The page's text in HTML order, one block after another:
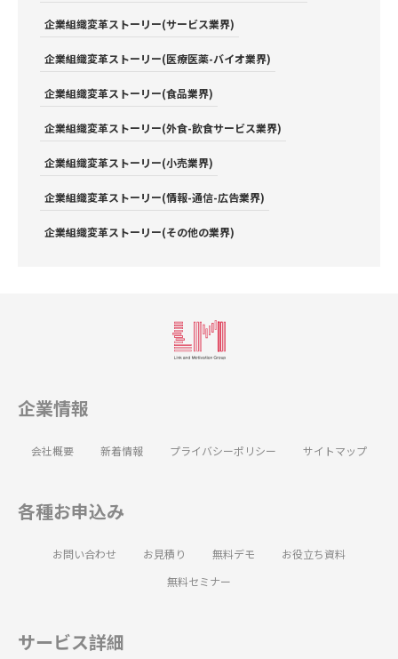
企業組織変革ストーリー(サービス業界)
企業組織変革ストーリー(医療医薬-バイオ業界)
企業組織変革ストーリー(食品業界)
企業組織変革ストーリー(外食-飲食サービス業界)
企業組織変革ストーリー(小売業界)
企業組織変革ストーリー(情報-通信-広告業界)
企業組織変革ストーリー(その他の業界)
企業情報
会社概要 新着情報 プライバシーポリシー サイトマップ
各種お申込み
お問い合わせ お見積り 無料デモ
お役立ち資料
無料セミナー
サービス詳細